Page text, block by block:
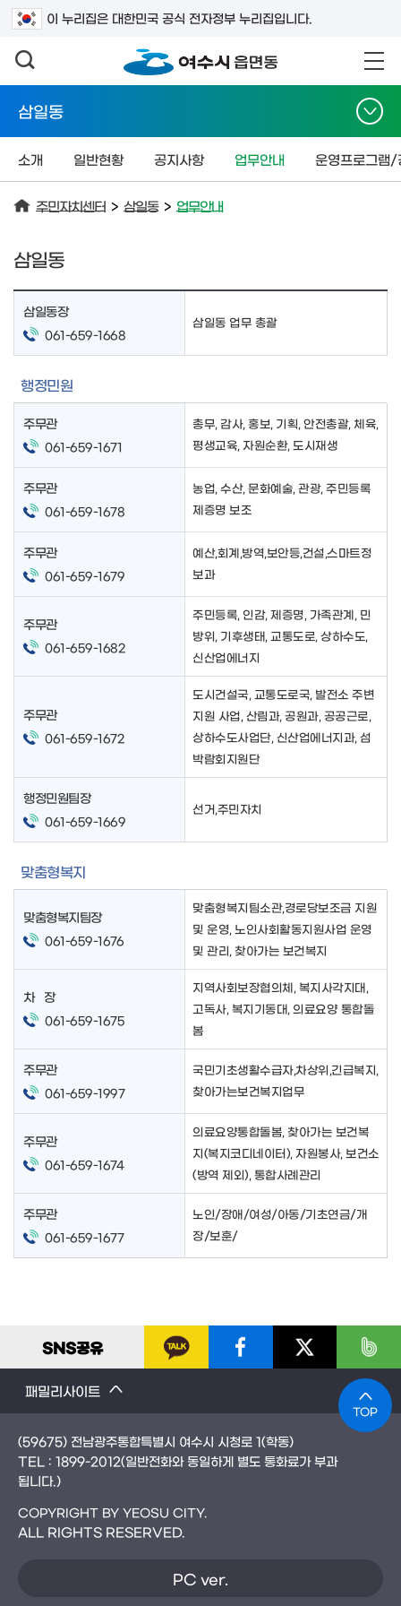
이 누리집은 대한민국 공식 전자정부 누리집입니다.
검색어를 입력하세요
삼일동
소개 일반현황 공지사항 업무안내 운영프로그램/
주민자치센터 > 삼일동 > 업무안내
삼일동
삼일동장
061-659-1668
삼일동 업무 총괄
행정민원
주무관
061-659-1671
총무, 감사, 홍보, 기획, 안전총괄, 체육,
평생교육, 자원순환, 도시재생
주무관
061-659-1678
농업, 수산, 문화예술, 관광, 주민등록
제증명 보조
주무관
061-659-1679
예산,회계,방역,보안등,건설,스마트정
보과
주무관
061-659-1682
주민등록, 인감, 제증명, 가족관계, 민
방위, 기후생태, 교통도로, 상하수도,
신산업에너지
주무관
061-659-1672
도시건설국, 교통도로국, 발전소 주변
지원 사업, 산림과, 공원과, 공공근로,
상하수도사업단, 신산업에너지과, 섬
박람회지원단
행정민원팀장
061-659-1669
선거,주민자치
맞춤형복지
맞춤형복지팀장
061-659-1676
맞춤형복지팀소관,경로당보조금 지원
및 운영, 노인사회활동지원사업 운영
및 관리, 찾아가는 보건복지
차 장
061-659-1675
지역사회보장협의체, 복지사각지대,
고독사, 복지기동대, 의료요양 통합돌
봄
주무관
061-659-1997
국민기초생활수급자,차상위,긴급복지,
찾아가는보건복지업무
주무관
061-659-1674
의료요양통합돌봄, 찾아가는 보건복
지(복지코디네이터), 자원봉사, 보건소
(방역 제외), 통합사례관리
주무관
061-659-1677
노인/장애/여성/아동/기초연금/개
장/보훈/
SNS공유
패밀리사이트
TOP
(59675) 전남광주통합특별시 여수시 시청로 1(학동)
TEL : 1899-2012(일반전화와 동일하게 별도 통화료가 부과
됩니다.)
COPYRIGHT BY YEOSU CITY.
ALL RIGHTS RESERVED.
PC ver.